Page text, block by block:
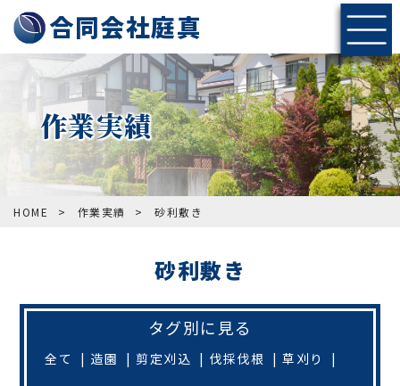
神戸・北摂エリアの伐採・剪定なら合同会社庭真へ
合同会社庭真
作業実績
HOME > 作業実績 > 砂利敷き
砂利敷き
タグ別に見る
全て 造園 剪定刈込 伐採伐根 草刈り